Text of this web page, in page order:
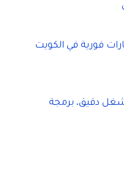
فورية في الكويت
دقيق، برمجة